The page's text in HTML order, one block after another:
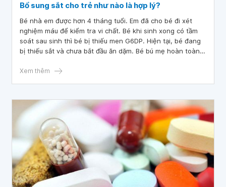
Bổ sung sắt cho trẻ như nào là hợp lý?
Bé nhà em được hơn 4 tháng tuổi. Em đã cho bé đi xét
nghiệm máu để kiểm tra vi chất. Bé khi sinh xong có tầm
soát sau sinh thì bé bị thiếu men G6DP. Hiện tại, bé đang
bị thiếu sắt và chưa bắt đầu ăn dặm. Bé bú mẹ hoàn toàn
vấn giúp em, nên dùng loại sắt nào và bổ sung sắt cho trẻ
Xem thêm